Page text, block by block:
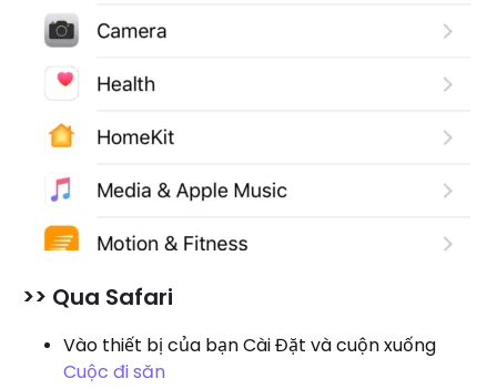
>> Qua Safari
Vào thiết bị của bạn Cài Đặt và cuộn xuống
Cuộc đi săn